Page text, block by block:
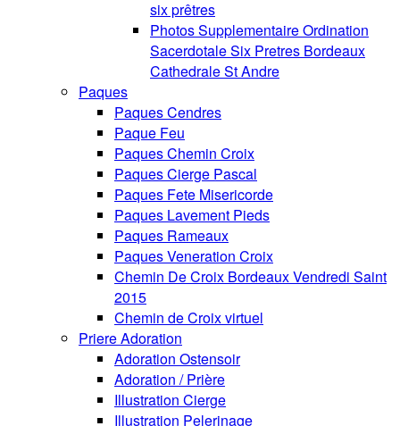
six prêtres
Photos Supplementaire Ordination
Sacerdotale Six Pretres Bordeaux
Cathedrale St Andre
Paques
Paques Cendres
Paque Feu
Paques Chemin Croix
Paques Cierge Pascal
Paques Fete Misericorde
Paques Lavement Pieds
Paques Rameaux
Paques Veneration Croix
Chemin De Croix Bordeaux Vendredi Saint
2015
Chemin de Croix virtuel
Priere Adoration
Adoration Ostensoir
Adoration / Prière
Illustration Cierge
Illustration Pelerinage